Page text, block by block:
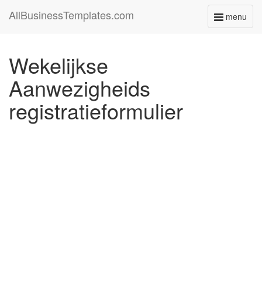
menu
Toggle
AllBusinessTemplates.com
Wekelijkse
Aanwezigheids
registratieformulier